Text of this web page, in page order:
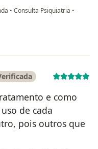
• Consulta Psiquiatria •
e como
de cada
pois outros que